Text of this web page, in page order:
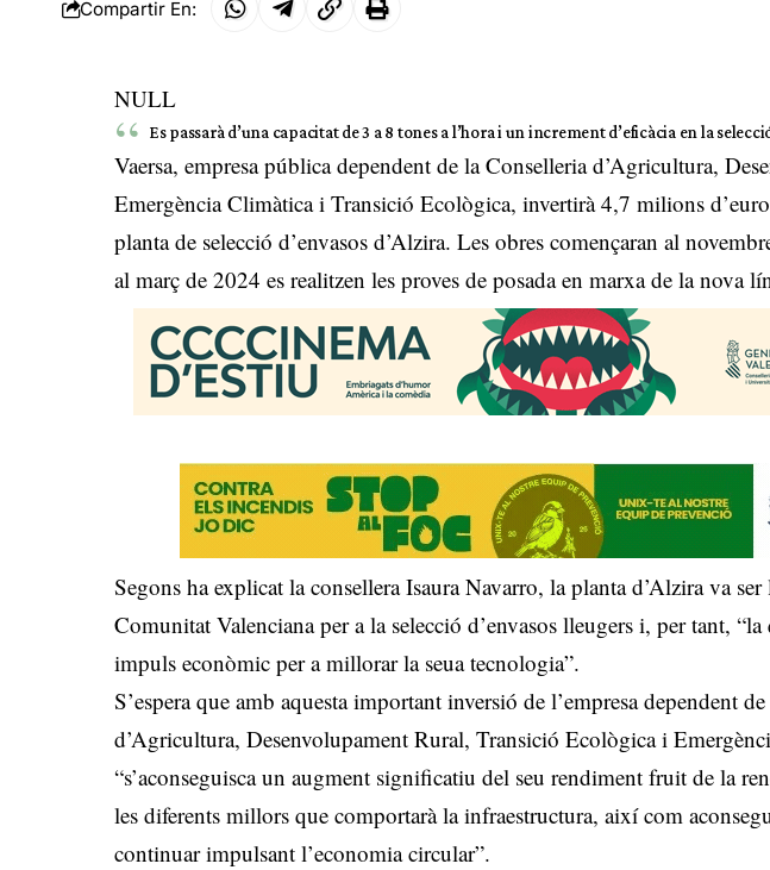
Compartir En:
NULL
Es passarà d’una capacitat de 3 a 8 tones a l’hora i un increment d’eficàcia en la
Vaersa, empresa pública dependent de la Conselleria d’Agricultura,
Emergència Climàtica i Transició Ecològica, invertirà 4,7 milions
planta de selecció d’envasos d’Alzira. Les obres començaran al
al març de 2024 es realitzen les proves de posada en marxa de la nova
Segons ha explicat la consellera Isaura Navarro, la planta d’Alzira va
Comunitat Valenciana per a la selecció d’envasos lleugers i, per tant,
impuls econòmic per a millorar la seua tecnologia”.
S’espera que amb aquesta important inversió de l’empresa dependent
d’Agricultura, Desenvolupament Rural, Transició Ecològica i
“s’aconseguisca un augment significatiu del seu rendiment fruit de la
les diferents millors que comportarà la infraestructura, així com
continuar impulsant l’economia circular”.